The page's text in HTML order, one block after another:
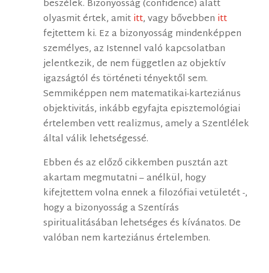
beszélek. Bizonyosság (confidence) alatt
olyasmit értek, amititt, vagy bővebben itt
fejtettem ki. Ez a bizonyosság mindenképpen
személyes, az Istennel való kapcsolatban
jelentkezik, de nem független az objektív
igazságtól és történeti tényektől sem.
Semmiképpen nem matematikai-karteziánus
objektivitás, inkább egyfajta episztemológiai
értelemben vett realizmus, amely a Szentlélek
által válik lehetségessé.
Ebben és az előző cikkemben pusztán azt
akartam megmutatni – anélkül, hogy
kifejtettem volna ennek a filozófiai vetületét -,
hogy a bizonyosság a Szentírás
spiritualitásában lehetséges és kívánatos. De
valóban nem karteziánus értelemben.